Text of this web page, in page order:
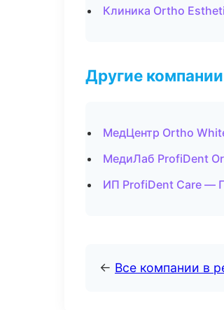
Клиника Ortho
Другие компании
МедЦентр Ortho
МедиЛаб ProfiDent
ИП ProfiDent Care —
← Все компании в